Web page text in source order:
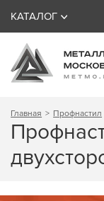
КАТАЛОГ
Главная Профнастил